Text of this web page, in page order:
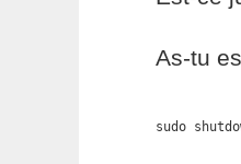
As-tu
sudo